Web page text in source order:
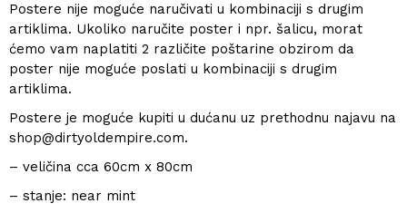
Postere nije moguće naručivati u kombinaciji s drugim
artiklima. Ukoliko naručite poster i npr. šalicu, morat
ćemo vam naplatiti 2 različite poštarine obzirom da
poster nije moguće poslati u kombinaciji s drugim
artiklima.
Postere je moguće kupiti u dućanu uz prethodnu najavu na
shop@dirtyoldempire.com.
– veličina cca 60cm x 80cm
– stanje: near mint